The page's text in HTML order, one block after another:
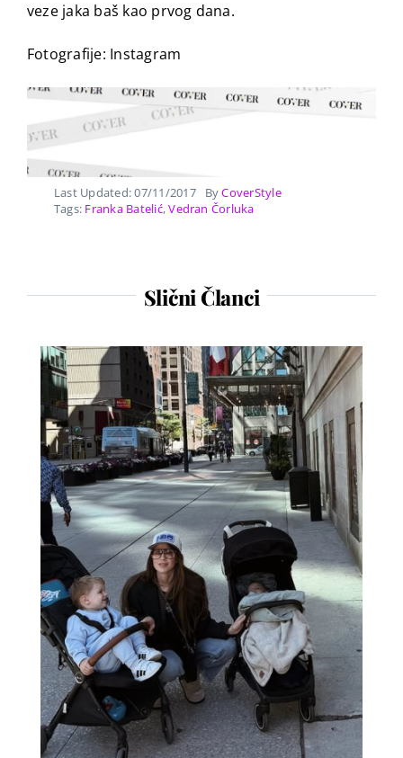
veze jaka baš kao prvog dana.
Fotografije: Instagram
Last Updated: 07/11/2017 ByCoverStyle
Tags: Franka Batelić,Vedran Čorluka
Slični Članci